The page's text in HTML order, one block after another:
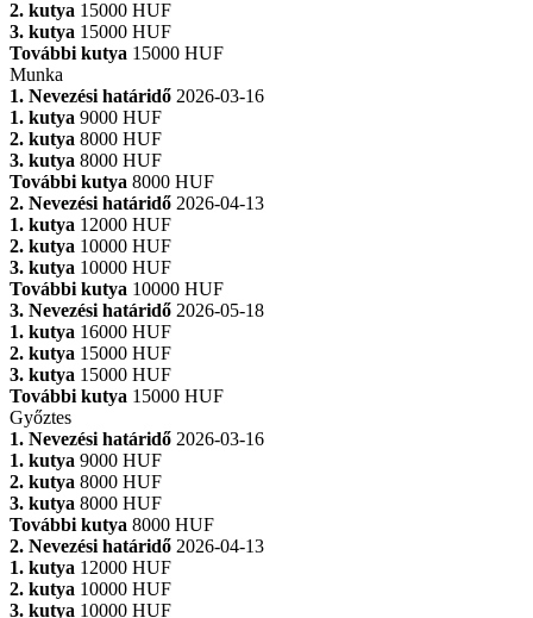
2. kutya 15000 HUF
3. kutya 15000 HUF
További kutya 15000 HUF
Munka
1. Nevezési határidő 2026-03-16
1. kutya 9000 HUF
2. kutya 8000 HUF
3. kutya 8000 HUF
További kutya 8000 HUF
2. Nevezési határidő 2026-04-13
1. kutya 12000 HUF
2. kutya 10000 HUF
3. kutya 10000 HUF
További kutya 10000 HUF
3. Nevezési határidő 2026-05-18
1. kutya 16000 HUF
2. kutya 15000 HUF
3. kutya 15000 HUF
További kutya 15000 HUF
Győztes
1. Nevezési határidő 2026-03-16
1. kutya 9000 HUF
2. kutya 8000 HUF
3. kutya 8000 HUF
További kutya 8000 HUF
2. Nevezési határidő 2026-04-13
1. kutya 12000 HUF
2. kutya 10000 HUF
3. kutya 10000 HUF